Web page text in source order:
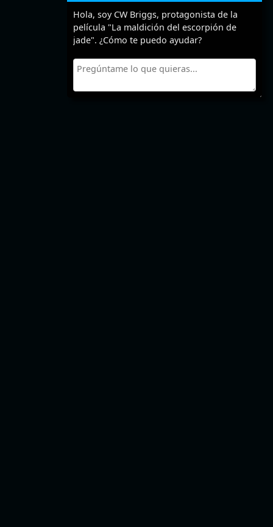
Hola, soy CW Briggs, protagonista de la
película "La maldición del escorpión de
jade". ¿Cómo te puedo ayudar?